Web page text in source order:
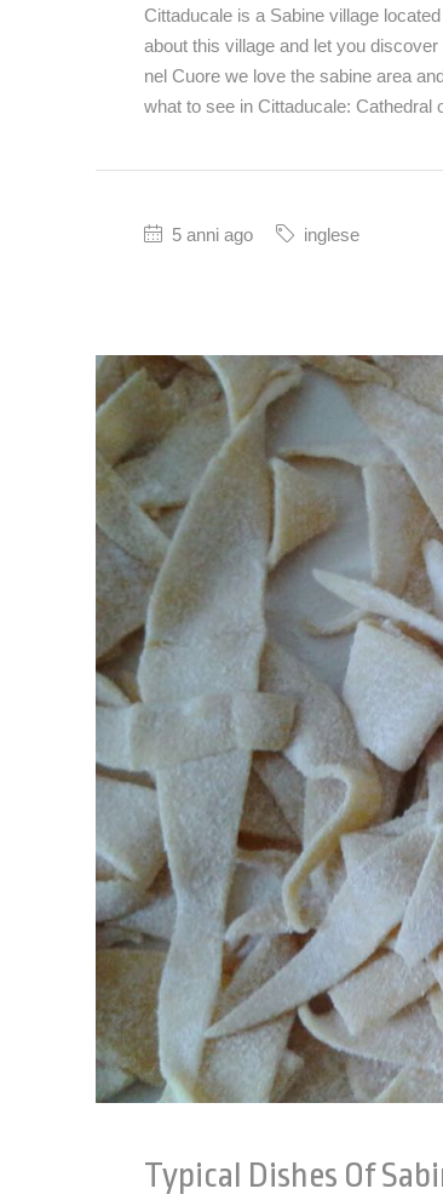
Cittaducale is a Sabine village
about this village and let you
nel Cuore we love the sabine area
what to see in Cittaducale: Cathedral
5 anni ago inglese
Typical Dishes Of